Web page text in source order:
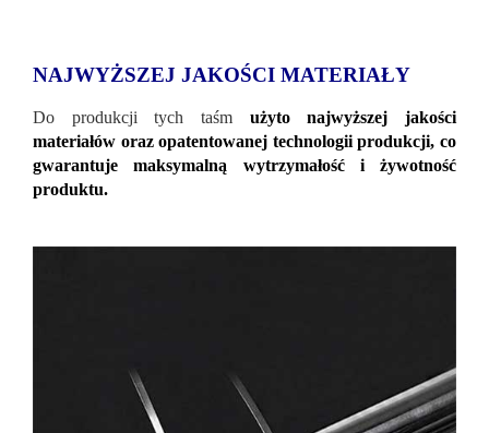
NAJWYŻSZEJ JAKOŚCI MATERIAŁY
Do produkcji tych taśm użyto najwyższej jakości
materiałów oraz opatentowanej technologii produkcji, co
gwarantuje maksymalną wytrzymałość i żywotność
produktu.